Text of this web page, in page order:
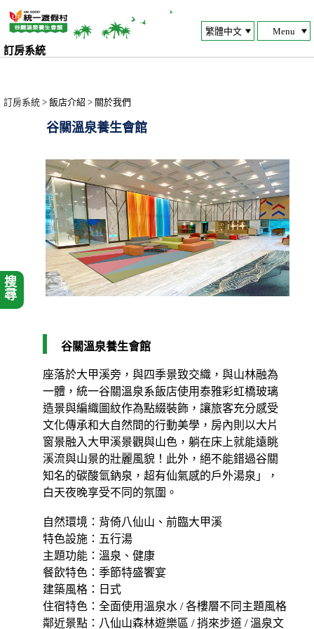
訂房系統
Menu
訂房系統 > 飯店介紹 > 關於我們
搜尋
谷關溫泉養生會館
谷關溫泉養生會館
座落於大甲溪旁，與四季景致交織，與山林融為
一體，統一谷關溫泉系飯店使用泰雅彩虹橋玻璃
造景與編織圖紋作為點綴裝飾，讓旅客充分感受
文化傳承和大自然間的行動美學，房內則以大片
窗景融入大甲溪景觀與山色，躺在床上就能遠眺
溪流與山景的壯麗風貌！此外，絕不能錯過谷關
知名的碳酸氫鈉泉，超有仙氣感的戶外湯泉」，
白天夜晚享受不同的氛圍。
自然環境：背倚八仙山、前臨大甲溪
特色設施：五行湯
主題功能：溫泉、健康
餐飲特色：季節特盛饗宴
建築風格：日式
住宿特色：全面使用溫泉水 / 各樓層不同主題風格
鄰近景點：八仙山森林遊樂區 / 捎來步道 / 溫泉文